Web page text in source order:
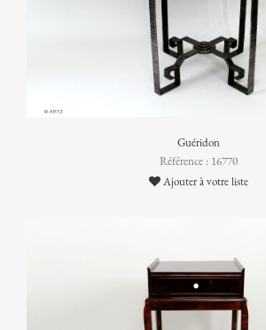
Guéridon
Référence : 16770
Ajouter à votre liste